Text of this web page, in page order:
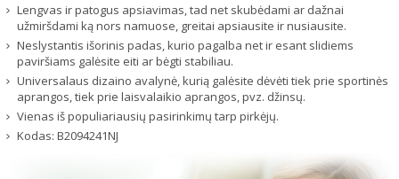
Lengvas ir patogus apsiavimas, tad net skubėdami ar dažnai
užmiršdami ką nors namuose, greitai apsiausite ir nusiausite.
Neslystantis išorinis padas, kurio pagalba net ir esant slidiems
paviršiams galėsite eiti ar bėgti stabiliau.
Universalaus dizaino avalynė, kurią galėsite dėvėti tiek prie sportinės
aprangos, tiek prie laisvalaikio aprangos, pvz. džinsų.
Vienas iš populiariausių pasirinkimų tarp pirkėjų.
Kodas: B2094241NJ